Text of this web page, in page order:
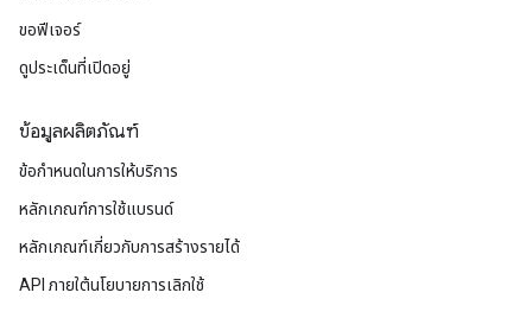
ขอฟีเจอร์
ดูประเด็นที่เปิดอยู่
ข้อมูลผลิตภัณฑ์
ข้อกำหนดในการให้บริการ
หลักเกณฑ์การใช้แบรนด์
หลักเกณฑ์เกี่ยวกับการสร้างรายได้
API ภายใต้นโยบายการเลิกใช้